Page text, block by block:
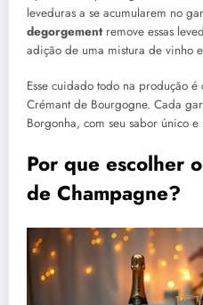
leveduras a se acumularem no
degorgementremove essas
adição de uma mistura de vinho
Esse cuidado todo na produção
Crémant de Bourgogne. Cada
Borgonha, com seu sabor único e
Por que escolher
de Champagne?